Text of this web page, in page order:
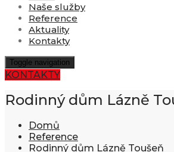
Naše služby
Reference
Aktuality
Kontakty
Toggle navigation
KONTAKTY
Rodinný dům Lázně
Domů
Reference
Rodinný dům Lázně Toušeň